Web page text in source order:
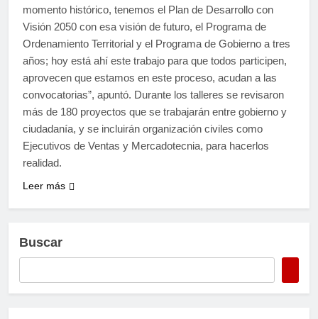
momento histórico, tenemos el Plan de Desarrollo con
Visión 2050 con esa visión de futuro, el Programa de
Ordenamiento Territorial y el Programa de Gobierno a tres
años; hoy está ahí este trabajo para que todos participen,
aprovecen que estamos en este proceso, acudan a las
convocatorias”, apuntó. Durante los talleres se revisaron
más de 180 proyectos que se trabajarán entre gobierno y
ciudadanía, y se incluirán organización civiles como
Ejecutivos de Ventas y Mercadotecnia, para hacerlos
realidad.
Leer más
Buscar